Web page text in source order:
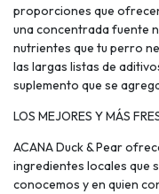
proporciones que
una concentrada fuente
nutrientes que tu perro
las largas listas de
suplemento que se
LOS MEJORES Y MÁS
ACANA Duck & Pear
ingredientes locales que
conocemos y en quien